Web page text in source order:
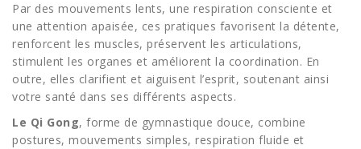
Par des mouvements lents, une respiration consciente et
une attention apaisée, ces pratiques favorisent la détente,
renforcent les muscles, préservent les articulations,
stimulent les organes et améliorent la coordination. En
outre, elles clarifient et aiguisent l’esprit, soutenant ainsi
votre santé dans ses différents aspects.
Le Qi Gong, forme de gymnastique douce, combine
postures, mouvements simples, respiration fluide et